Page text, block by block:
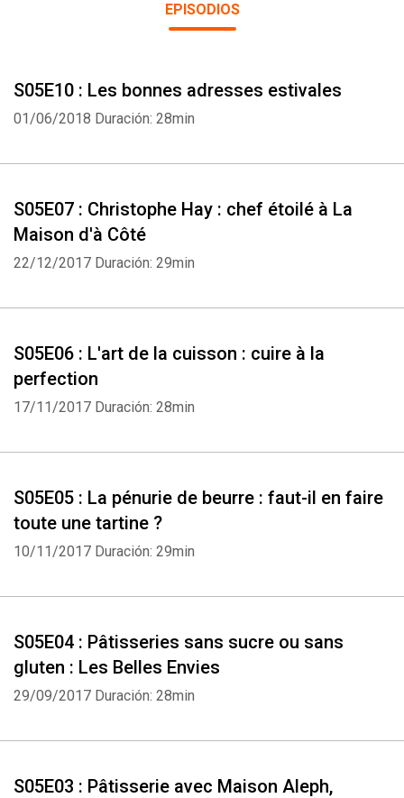
EPISODIOS
S05E10 : Les bonnes adresses estivales
01/06/2018 Duración: 28min
S05E07 : Christophe Hay : chef étoilé à La
Maison d'à Côté
22/12/2017 Duración: 29min
S05E06 : L'art de la cuisson : cuire à la
perfection
17/11/2017 Duración: 28min
S05E05 : La pénurie de beurre : faut-il en faire
toute une tartine ?
10/11/2017 Duración: 29min
S05E04 : Pâtisseries sans sucre ou sans
gluten : Les Belles Envies
29/09/2017 Duración: 28min
S05E03 : Pâtisserie avec Maison Aleph,